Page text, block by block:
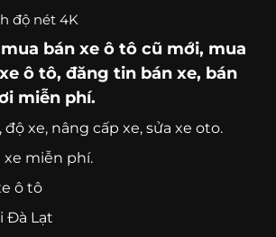
độ nét 4K
mua bán xe ô tô cũ mới, mua
ô tô, đăng tin bán xe, bán
miễn phí.
, độ xe, nâng cấp xe, sửa xe oto.
miễn phí.
ô tô
Đà Lạt